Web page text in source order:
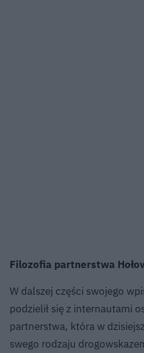
Filozofia partnerstwa
W dalszej części swojego
podzielił się z internautami
partnerstwa, która w
swego rodzaju